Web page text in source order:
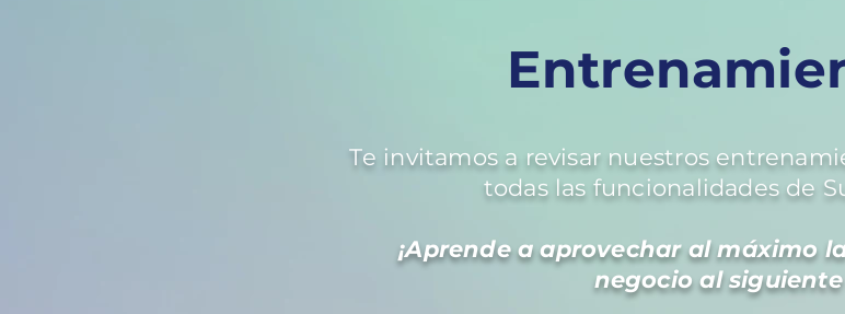
Te invitamos a revisar nuestros
todas las funcionalidades de
¡Aprende a aprovechar al máximo
negocio al